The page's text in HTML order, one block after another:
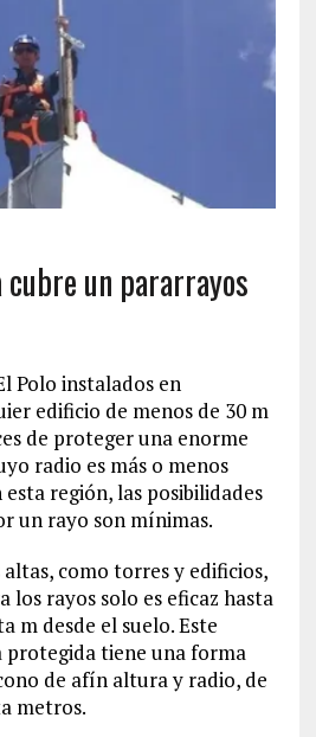
un pararrayos
Polo instalados en
edificio de menos de 30 m
de proteger una enorme
radio es más o menos
región, las posibilidades
un rayo son mínimas.
como torres y edificios,
rayos solo es eficaz hasta
m desde el suelo. Este
protegida tiene una forma
de afín altura y radio, de
metros.